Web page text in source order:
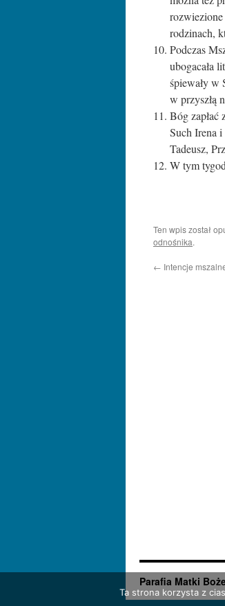
rodzinach,
Podczas
ubogacała
śpiewały w
w przyszłą
Bóg zapłać
Such Irena
Tadeusz,
W tym
Ten wpis został
odnośnika.
← Intencje
Parafia Matki
Ta strona korzysta z